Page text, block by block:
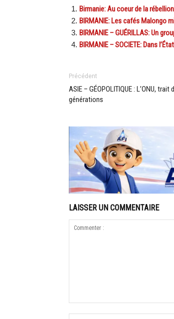
Birmanie: Au coeur de la
BIRMANIE: Les cafés Malongo
BIRMANIE – GUÉRILLAS: Un
BIRMANIE – SOCIETE: Dans
Précédent
ASIE – GÉOPOLITIQUE : L’ONU, trait
générations
LAISSER UN COMMENTAIRE